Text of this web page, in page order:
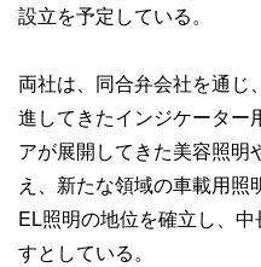
設立を予定している。
両社は、同合弁会社を通じ
進してきたインジケーター
アが展開してきた美容照明
え、新たな領域の車載用
EL照明の地位を確立し、
すとしている。